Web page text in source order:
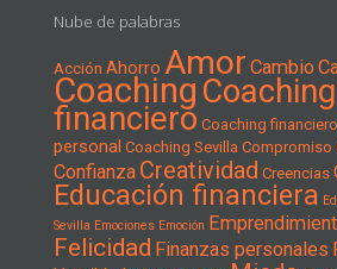
Nube de palabras
Acción Ahorro Amor Cambio
Coaching Coaching
financiero Coaching
personal Coaching Sevilla Compromiso
Confianza Creatividad Creencias
Educación financiera
Sevilla Emociones Emoción
Felicidad Finanzas personales